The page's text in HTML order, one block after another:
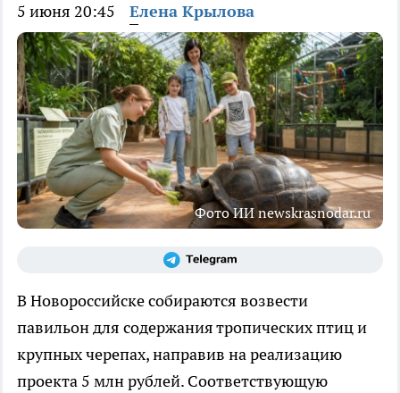
5 июня 20:45 Елена Крылова
Фото ИИ newskrasnodar.ru
В Новороссийске собираются возвести
павильон для содержания тропических птиц и
крупных черепах, направив на реализацию
проекта 5 млн рублей. Соответствующую